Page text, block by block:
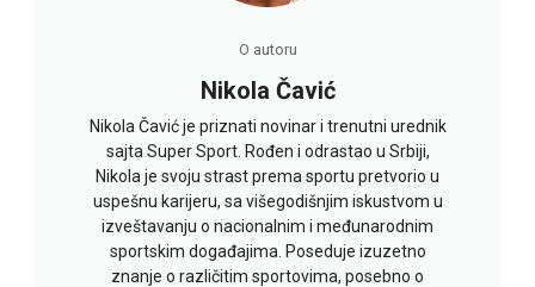
O autoru
Nikola Čavić
Nikola Čavić je priznati novinar i trenutni urednik
sajta Super Sport. Rođen i odrastao u Srbiji,
Nikola je svoju strast prema sportu pretvorio u
uspešnu karijeru, sa višegodišnjim iskustvom u
izveštavanju o nacionalnim i međunarodnim
sportskim događajima. Poseduje izuzetno
znanje o različitim sportovima, posebno o